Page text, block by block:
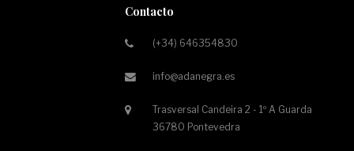
Contacto
(+34) 646354830
info@adanegra.es
Trasversal Candeira 2 - 1º A Guarda
36780 Pontevedra